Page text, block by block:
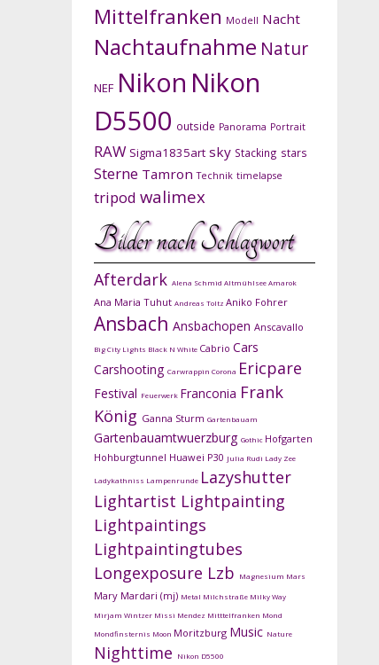
Mittelfranken Modell Nacht
Nachtaufnahme Natur
NEF Nikon Nikon
D5500 outside Panorama Portrait
RAW Sigma1835art sky Stacking stars
Sterne Tamron Technik timelapse
tripod walimex
Bilder nach Schlagwort
Afterdark Alena Schmid AltmühlseeAmarok
Ana Maria Tuhut Andreas Toltz Aniko Fohrer
Ansbach Ansbachopen Anscavallo
Big City Lights Black N White Cabrio Cars
Carshooting Carwrappin Corona Ericpare
Festival Feuerwerk Franconia Frank
König Ganna Sturm Gartenbauam
Gartenbauamtwuerzburg Gothic Hofgarten
Hohburgtunnel Huawei P30 Julia Rudi Lady Zee
Ladykathniss Lampenrunde Lazyshutter
Lightartist Lightpainting
Lightpaintings
Lightpaintingtubes
Longexposure Lzb Magnesium Mars
Mary Mardari (mj) Metal Milchstraße Milky Way
Mirjam Wintzer Missi Mendez Mitttelfranken Mond
Mondfinsternis Moon Moritzburg Music Nature
Nighttime Nikon D5500